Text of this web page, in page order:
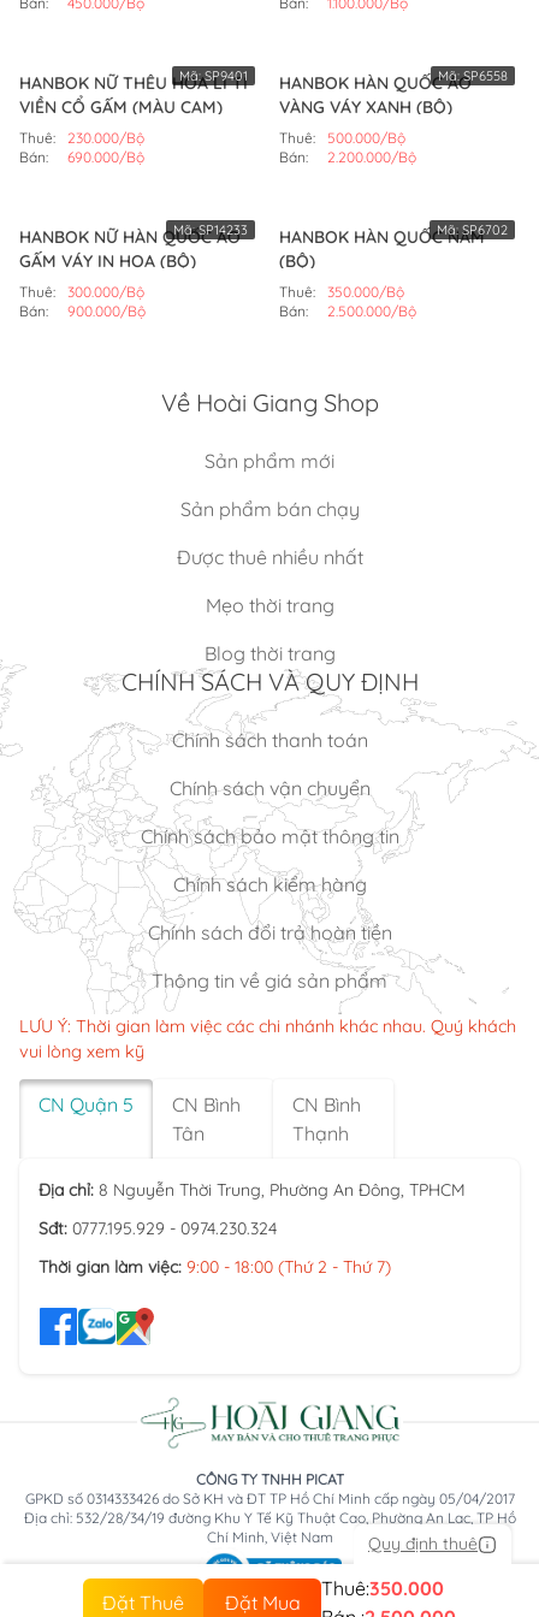
HANBOK NỮ THÊU HOA LI TI
VIỀN CỔ GẤM (MÀU CAM)
Thuê:
230.000/Bộ
Bán:
690.000/Bộ
Mã:SP9401
HANBOK HÀN QUỐC ÁO
VÀNG VÁY XANH (BỘ)
Thuê:
500.000/Bộ
Bán:
2.200.000/Bộ
Mã:SP6558
HANBOK NỮ HÀN QUỐC ÁO
GẤM VÁY IN HOA (BỘ)
Thuê:
300.000/Bộ
Bán:
900.000/Bộ
Mã:SP14233
HANBOK HÀN QUỐC NAM
(BỘ)
Thuê:
350.000/Bộ
Bán:
2.500.000/Bộ
Mã: SP6702
Quy định thuê
Đặt Thuê Đặt Mua
Thuê:350.000
Về Hoài Giang Shop
Sản phẩm mới
Sản phẩm bán chạy
Được thuê nhiều nhất
Mẹo thời trang
Blog thời trang
CHÍNH SÁCH VÀ QUY ĐỊNH
Chính sách thanh toán
Chính sách vận chuyển
Chính sách bảo mật thông tin
Chính sách kiểm hàng
Chính sách đổi trả hoàn tiền
Thông tin về giá sản phẩm
LƯU Ý: Thời gian làm việc các chi nhánh khác nhau. Quý khách
vui lòng xem kỹ
CN Quận 5
CN Bình
Tân
CN Bình
Thạnh
Địa chỉ: 8 Nguyễn Thời Trung, Phường An Đông, TPHCM
Sđt: 0777.195.929 - 0974.230.324
Thời gian làm việc: 9:00 - 18:00 (Thứ 2 - Thứ 7)
CÔNG TY TNHH PICAT
GPKD số 0314333426 do Sở KH và ĐT TP Hồ Chí Minh cấp ngày 05/04/2017
Địa chỉ: 532/28/34/19 đường Khu Y Tế Kỹ Thuật Cao, Phường An Lạc, TP Hồ
Chí Minh, Việt Nam